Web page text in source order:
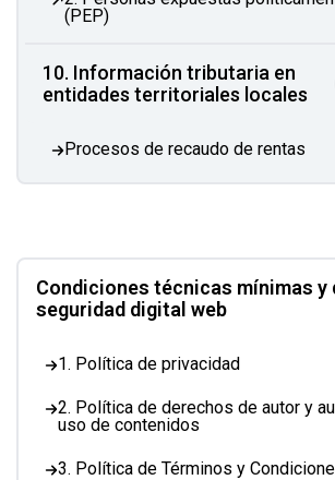
(PEP)
10. Información tributaria en
entidades territoriales locales
Procesos de recaudo de rentas
Condiciones técnicas mínimas y
seguridad digital web
1. Política de privacidad
2. Política de derechos de autor y
uso de contenidos
3. Política de Términos y